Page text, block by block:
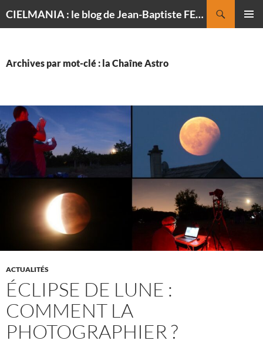
CIELMANIA : le blog de Jean-Baptiste FELDMANN, photographe du ciel
Archives par mot-clé : la Chaîne Astro
ACTUALITÉS
ÉCLIPSE DE LUNE :
COMMENT LA
PHOTOGRAPHIER ?